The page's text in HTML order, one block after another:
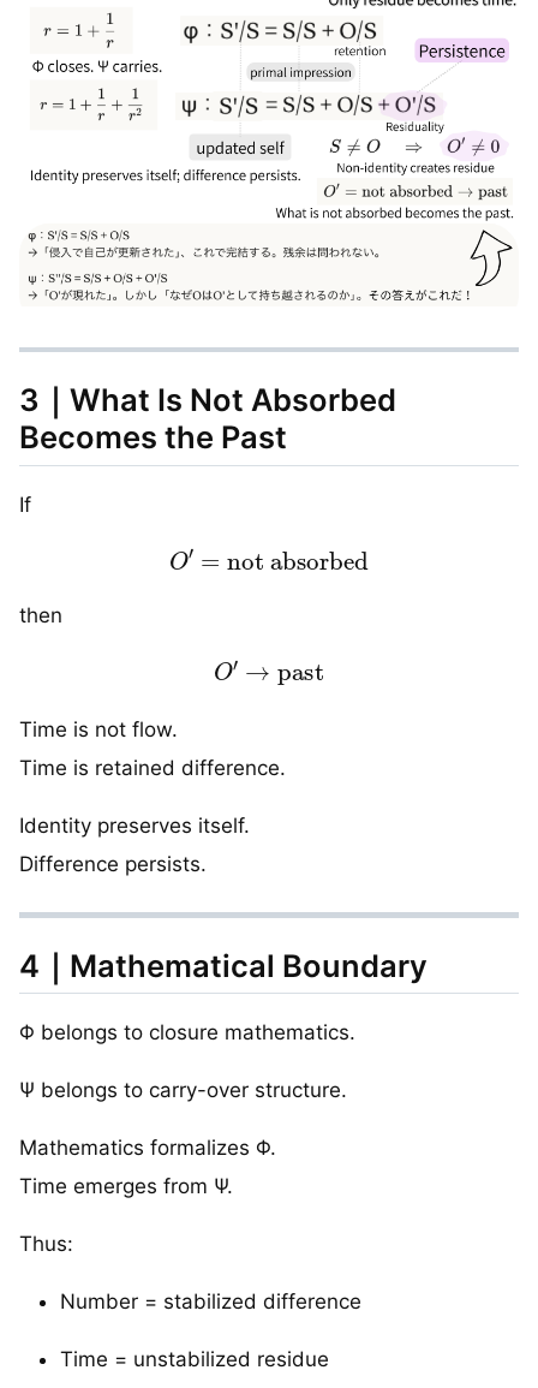
3｜What Is Not Absorbed
Becomes the Past
If
O′= not absorbed
then
O′ → past
Time is not flow.
Time is retained difference.
Identity preserves itself.
Difference persists.
4｜Mathematical Boundary
Φ belongs to closure mathematics.
Ψ belongs to carry-over structure.
Mathematics formalizes Φ.
Time emerges from Ψ.
Thus:
Number = stabilized difference
Time = unstabilized residue